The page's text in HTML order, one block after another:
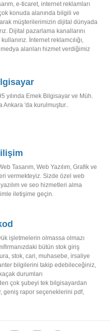
e-ticaret, internet reklamları
konuda alanında bilgili ve
müşterilerimizin dijital dünyada
Dijital pazarlama kanallarını
İnternet reklamcılığı,
alanları hizmet verdiğimiz
yılında Emek Bilgisayar ve Müh.
Ankara 'da kurulmuştur..
Tasarım, Web Yazılım, Grafik ve
vermekteyiz. Sizde özel web
ve seo hizmetleri alma
iletişime geçin.
işletmelerin olmassa olmazı
bütün stok giriş
stok, cari, muhasebe, irsaliye
bilgilerini takip edebileceğiniz,
durumları
çok şubeyi tek bilgisayardan
geniş rapor seçeneklerini pdf,